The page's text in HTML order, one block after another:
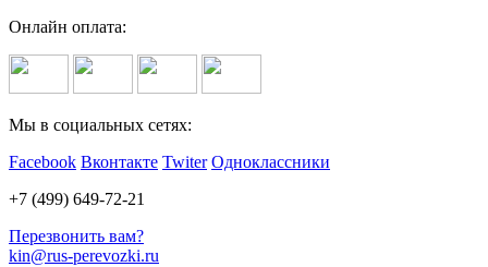
Онлайн оплата:
Мы в социальных сетях:
Facebook Вконтакте Twiter Одноклассники
+7 (499) 649-72-21
Перезвонить вам?
kin@rus-perevozki.ru